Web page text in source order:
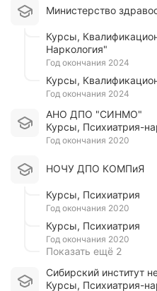
Министерство
курсы, Квалификационная категория по специальности: "Психиатрия-
Наркология"
год окончания 2024
курсы,
год окончания 2024
АНО ДПО "СИНМО"
курсы, Психиатрия-
год окончания 2020
НОЧУ ДПО КОМПиЯ
курсы, Психиатрия
год окончания 2020
курсы, Психиатрия
год окончания 2020
Показать ещё 2
Сибирский институт
курсы, Психиатрия-